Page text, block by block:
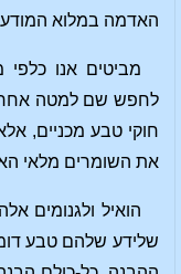
האדמה במלוא
מביטים אנו
לחפש שם למטה אחר
חוקי טבע מכניים,
את השומרים מלאי
הואיל ולגנומים
שלידע שלהם טבע